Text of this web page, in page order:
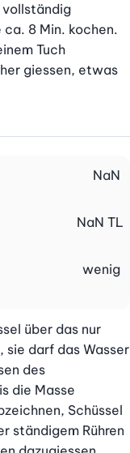
vollständig
8 Min. kochen.
Tuch
giessen, etwas
NaN
NaN TL
wenig
über das nur
sie darf das Wasser
des
die Masse
Schüssel
ständigem Rühren